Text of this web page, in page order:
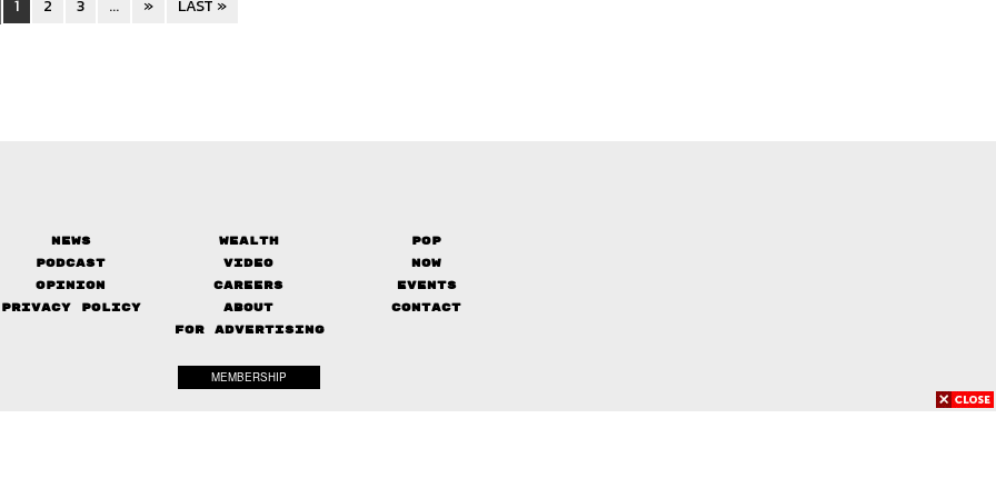
1 2 3 ... » LAST »
News Wealth
Pop
Podcast
Video
Now
Opinion
Careers
Events
Privacy Policy
About
Contact
FOR ADVERTISING
MEMBERSHIP